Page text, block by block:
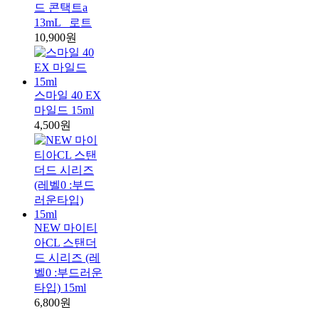
드 콘택트a
13mL _로트
10,900원
스마일 40 EX
마일드 15ml
4,500원
NEW 마이티
아CL 스탠더
드 시리즈 (레
벨0 :부드러운
타입) 15ml
6,800원